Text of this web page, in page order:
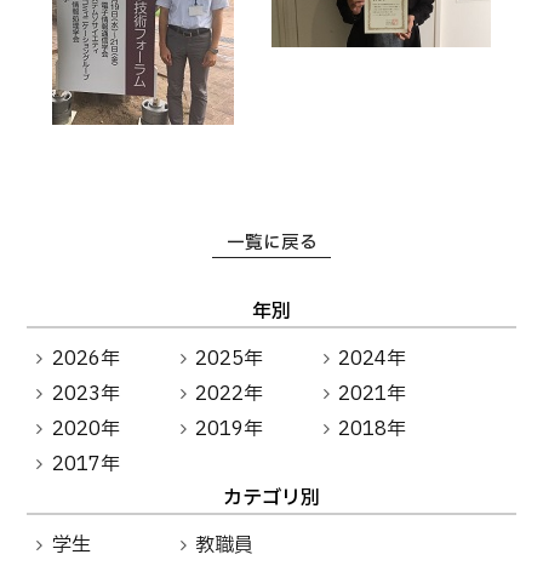
一覧に戻る
年別
2026年
2025年
2024年
2023年
2022年
2021年
2020年
2019年
2018年
2017年
カテゴリ別
学生
教職員
在校生・保護者の方へ
卒業生の方へ